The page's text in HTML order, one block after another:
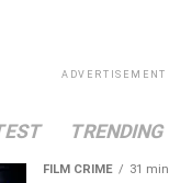
ADVERTISEMENT
TRENDING
FILM CRIME 31